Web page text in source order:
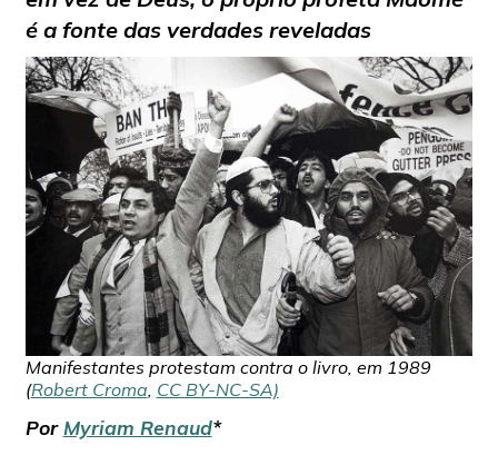
é a fonte das verdades reveladas
Manifestantes protestam contra o livro, em 1989
(Robert Croma CC BY-NC-SA)
Por Myriam Renaud*